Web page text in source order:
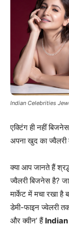
Indian Celebrities
एक्टिंग ही नहीं
अपना खुद का
क्या आप जानते हैं
ज्वैलरी बिजनेस है?
मार्केट में मचा रखा
डेमी-फाइन ज्वेलरी
और क्वीन’ हैं